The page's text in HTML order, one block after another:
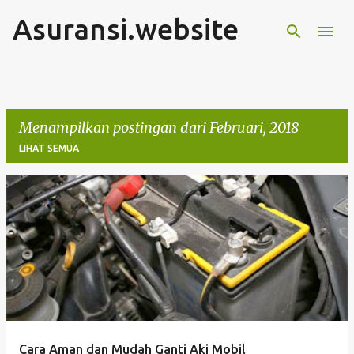
Langsung ke konten utama
Asuransi.website
Menampilkan postingan dari Februari, 2018
LIHAT SEMUA
P
o
s
t
n
Cara Aman dan Mudah Ganti Aki Mobil